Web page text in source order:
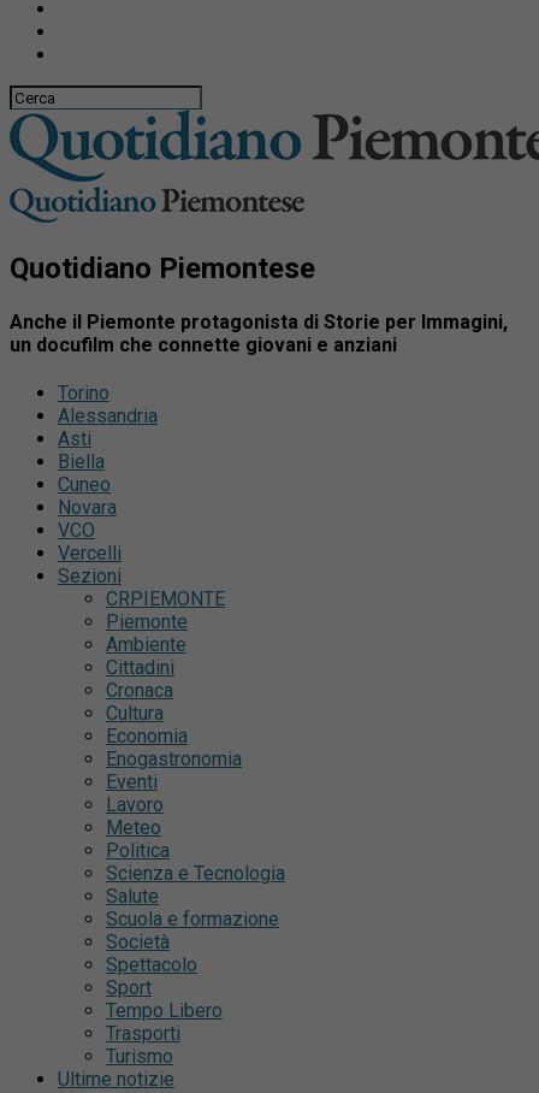
Quotidiano Piemontese
Anche il Piemonte protagonista di Storie per Immagini,
un docufilm che connette giovani e anziani
Torino
Alessandria
Asti
Biella
Cuneo
Novara
VCO
Vercelli
Sezioni
CRPIEMONTE
Piemonte
Ambiente
Cittadini
Cronaca
Cultura
Economia
Enogastronomia
Eventi
Lavoro
Meteo
Politica
Scienza e Tecnologia
Salute
Scuola e formazione
Società
Spettacolo
Sport
Tempo Libero
Trasporti
Turismo
Ultime notizie